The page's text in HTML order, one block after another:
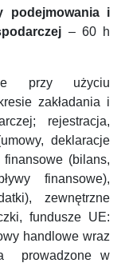
podejmowania i
– 60 h
przy użyciu
zakładania i
rejestracja,
deklaracje
(bilans,
finansowe),
zewnętrzne
fundusze UE:
handlowe wraz
prowadzone w